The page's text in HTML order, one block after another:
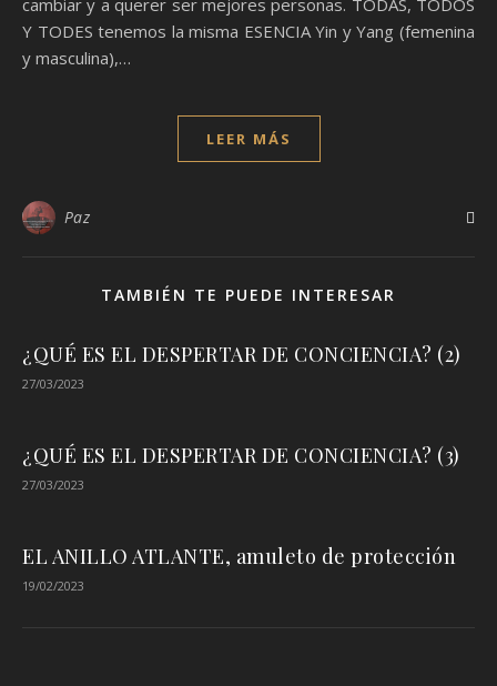
cambiar y a querer ser mejores personas. TODAS, TODOS
Y TODES tenemos la misma ESENCIA Yin y Yang (femenina
y masculina),…
LEER MÁS
Paz
TAMBIÉN TE PUEDE INTERESAR
¿QUÉ ES EL DESPERTAR DE CONCIENCIA? (2)
27/03/2023
¿QUÉ ES EL DESPERTAR DE CONCIENCIA? (3)
27/03/2023
EL ANILLO ATLANTE, amuleto de protección
19/02/2023